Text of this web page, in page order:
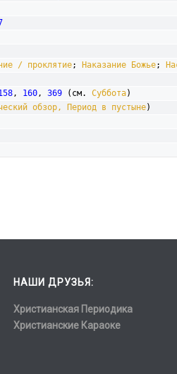
/ проклятие; Наказание Божье;
, 160, 369 (см. Суббота)
обзор, Период в пустыне)
НАШИ ДРУЗЬЯ:
Христианская Периодика
Христианские Караоке